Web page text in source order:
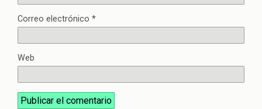
Correo electrónico *
Web